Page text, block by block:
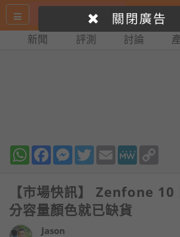
新聞 評測 討論
WhatsAppFacebookMessenger
TwitterEmail MeWe
【市場快訊】 Zenfone
分容量顏色就已缺貨
Jason
關閉廣告